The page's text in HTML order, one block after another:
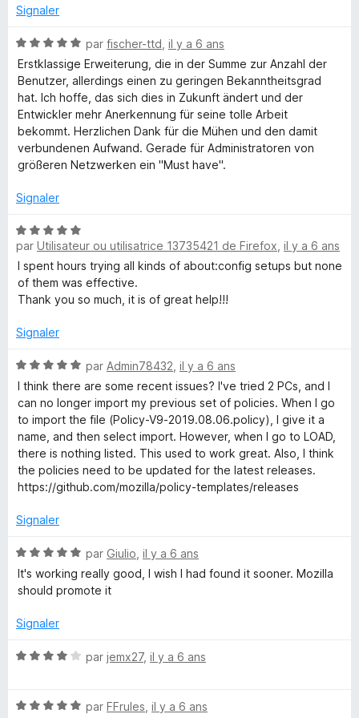
Signaler
N
o
t
é
5
s
u
r
par fischer-ttd il y a 6 ans
Erstklassige Erweiterung, die in der Summe zur Anzahl der
Benutzer, allerdings einen zu geringen Bekanntheitsgrad
hat. Ich hoffe, das sich dies in Zukunft ändert und der
Entwickler mehr Anerkennung für seine tolle Arbeit
bekommt. Herzlichen Dank für die Mühen und den damit
verbundenen Aufwand. Gerade für Administratoren von
größeren Netzwerken ein "Must have".
Signaler
N
o
t
é
5
u
5
par Utilisateur ou utilisatrice 13735421 de Firefox il y a 6 ans
I spent hours trying all kinds of about:config setups but none
of them was effective.
Thank you so much, it is of great help!!!
Signaler
N
o
t
é
5
s
u
r
par Admin78432 il y a 6 ans
I think there are some recent issues? I've tried 2 PCs, and I
can no longer import my previous set of policies. When I go
to import the file (Policy-V9-2019.08.06.policy), I give it a
name, and then select import. However, when I go to LOAD,
there is nothing listed. This used to work great. Also, I think
the policies need to be updated for the latest releases.
https://github.com/mozilla/policy-templates/releases
Signaler
N
o
t
5
u
par Giulio il y a 6 ans
It's working really good, I wish I had found it sooner. Mozilla
should promote it
Signaler
N
é
par jemx27, il y a 6 ans
N
par FFrules il y a 6 ans